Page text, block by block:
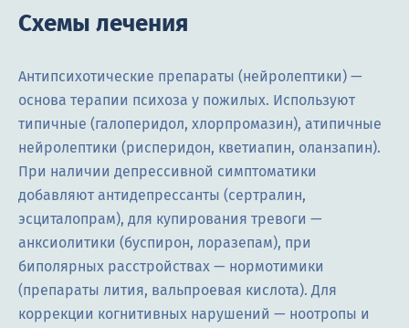
Схемы лечения
Антипсихотические препараты (нейролептики) —
основа терапии психоза у пожилых. Используют
типичные (галоперидол, хлорпромазин), атипичные
нейролептики (рисперидон, кветиапин, оланзапин).
При наличии депрессивной симптоматики
добавляют антидепрессанты (сертралин,
эсциталопрам), для купирования тревоги —
анксиолитики (буспирон, лоразепам), при
биполярных расстройствах — нормотимики
(препараты лития, вальпроевая кислота). Для
коррекции когнитивных нарушений — ноотропы и